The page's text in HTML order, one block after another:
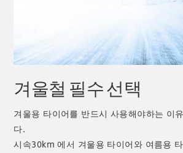
겨울철 필수 선택
겨울용 타이어를 반드시 사용해야하는 이
다.
시속30km 에서 겨울용 타이어와 여름용